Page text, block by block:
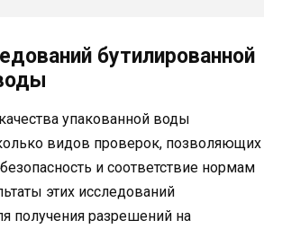
бутилированной
упакованной воды
видов проверок, позволяющих
и соответствие нормам
этих исследований
получения разрешений на